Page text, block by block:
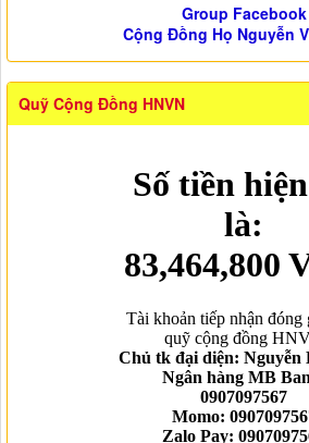
Group Facebook
Cộng Đồng Họ Nguyễn
Quỹ Cộng Đồng HNVN